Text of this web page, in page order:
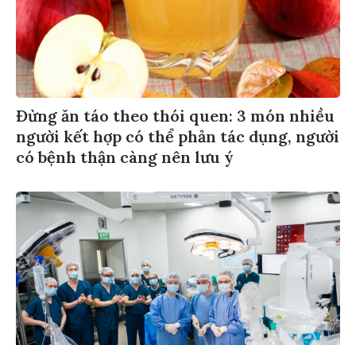
Đừng ăn táo theo thói quen: 3 món nhiều
người kết hợp có thể phản tác dụng, người
có bệnh thận càng nên lưu ý